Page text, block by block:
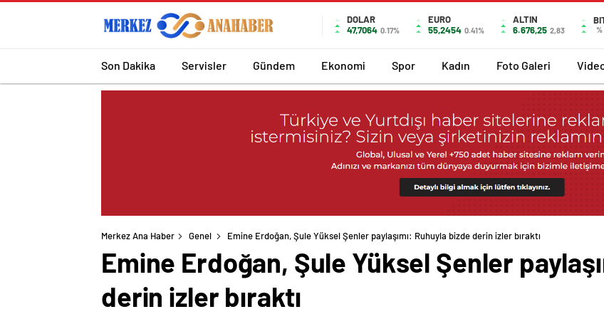
DOLAR
47,7064 0.17%
EURO
55,2454 0.41%
ALTIN
6.676,25 2,83 %
Son Dakika Servisler Gündem Ekonomi Spor Kadın Foto Galeri
Merkez Ana Haber Genel Emine Erdoğan, Şule Yüksel Şenler paylaşımı: Ruhuyla bizde derin izler bıraktı
Emine Erdoğan, Şule Yüksel Şenler
derin izler bıraktı